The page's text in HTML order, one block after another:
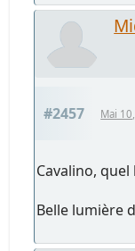
#2457 Mai
Cavalino,
Belle lumière